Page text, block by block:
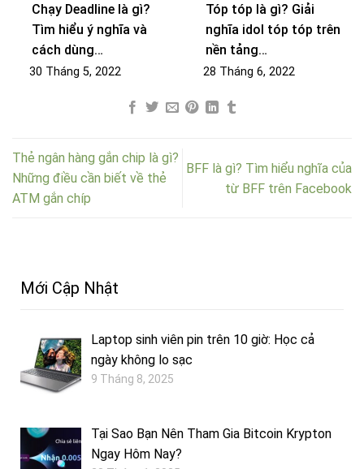
Chạy Deadline là gì?
Tìm hiểu ý nghĩa và
cách dùng…
30 Tháng 5, 2022
Tóp tóp là gì? Giải
nghĩa idol tóp tóp trên
nền tảng…
28 Tháng 6, 2022
Thẻ ngân hàng gắn chip là gì?
Những điều cần biết về thẻ
ATM gắn chíp
BFF là gì? Tìm hiểu nghĩa của
từ BFF trên Facebook
Mới Cập Nhật
Laptop sinh viên pin trên 10 giờ: Học cả
ngày không lo sạc
9 Tháng 8, 2025
Tại Sao Bạn Nên Tham Gia Bitcoin Krypton
Ngay Hôm Nay?